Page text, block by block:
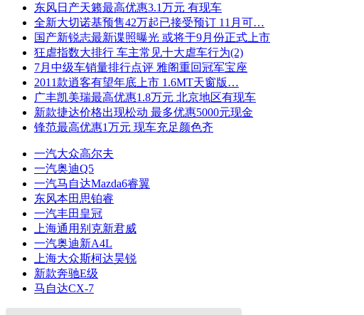
东风日产天籁最高优惠3.1万元 有现车
全新大切诺基预售42万起已接受预订 11月可…
国产新锐志最新谍照曝光 或将于9月份正式上市
狂虐指数大排行 车主常见十大虐车行为(2)
7月中级车销量排行点评 雅阁重回冠军宝座
2011款逍客有望年底上市 1.6MT天窗版…
广丰凯美瑞最高优惠1.8万元 北京地区有现车
新款捷达价格出现松动 最多优惠5000元现金
锋范最高优惠1万元 现车充足颜色齐
一汽大众高尔夫
一汽奥迪Q5
一汽马自达Mazda6睿翼
东风本田思铂睿
一汽丰田皇冠
上海通用别克新君威
一汽奥迪新A4L
上海大众斯柯达昊锐
新款奔驰E级
马自达CX-7